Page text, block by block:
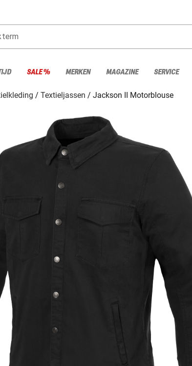
SALE % MERKEN MAGAZINE SERVICE
Textieljassen
Jackson II Motorblouse